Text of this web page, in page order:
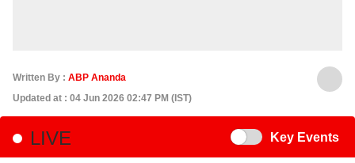
Written By : ABP Ananda
Updated at : 04 Jun 2026 02:47 PM (IST)
LIVE Key Events